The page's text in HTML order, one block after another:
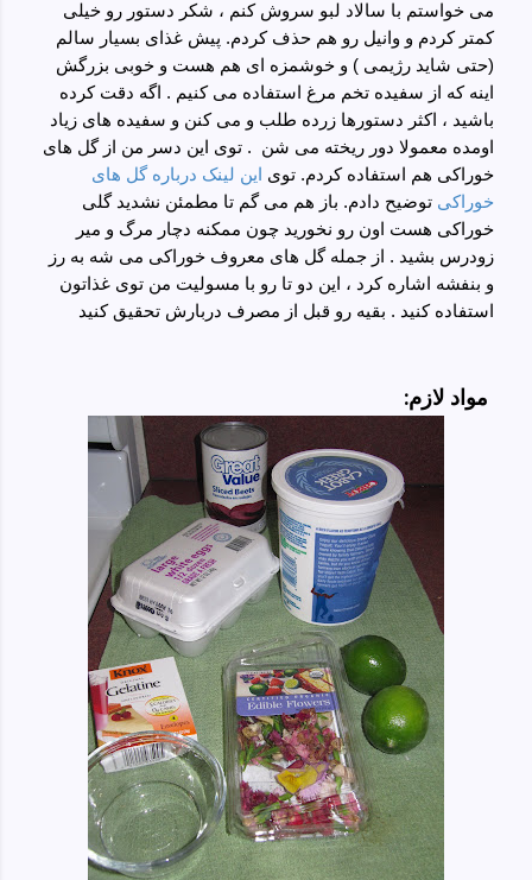
می خواستم با سالاد لبو سروش کنم ، شکر دستور رو خیلی
کمتر کردم و وانیل رو هم حذف کردم. پیش غذای بسیار سالم
(حتی شاید رژیمی ) و خوشمزه ای هم هست و خوبی بزرگش
اینه که از سفیده تخم مرغ استفاده می کنیم . اگه دقت کرده
باشید ، اکثر دستورها زرده طلب و می کنن و سفیده های زیاد
اومده معمولا دور ریخته می شن . توی این دسر من از گل های
خوراکی هم استفاده کردم. توی این لینک درباره گل های
خوراکی توضیح دادم. باز هم می گم تا مطمئن نشدید گلی
خوراکی هست اون رو نخورید چون ممکنه دچار مرگ و میر
زودرس بشید . از جمله گل های معروف خوراکی می شه به رز
و بنفشه اشاره کرد ، این دو تا رو با مسولیت من توی غذاتون
استفاده کنید . بقیه رو قبل از مصرف دربارش تحقیق کنید